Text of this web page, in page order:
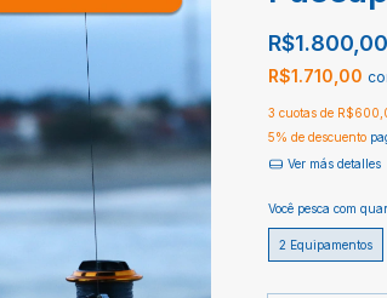
R$1.800,00
R$1.710,00
3 cuotas de
5% de descuento
Ver más detalles
Você pesca com
2 Equipamentos